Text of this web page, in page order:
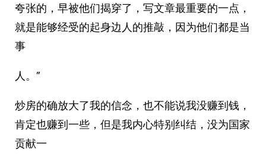
夸张的，早被他们揭穿了，写文章最重要的一点，
就是能够经受的起身边人的推敲，因为他们都是当
事
人。”
炒房的确放大了我的信念，也不能说我没赚到钱，
肯定也赚到一些，但是我内心特别纠结，没为国家
贡献一